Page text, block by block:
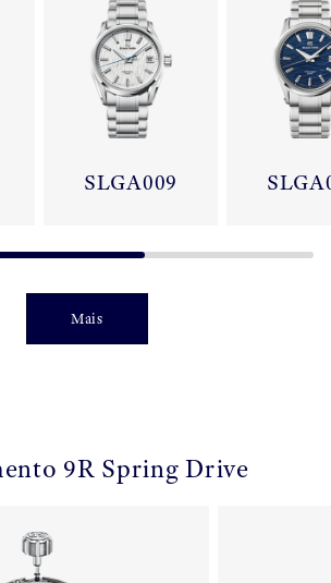
SLGA009
Mais
9R Spring Drive